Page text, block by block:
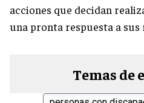
acciones que decidan
una pronta respuesta a sus
Temas de